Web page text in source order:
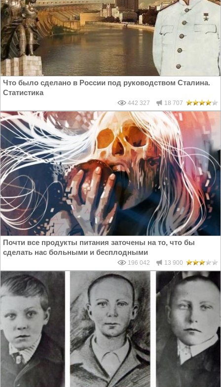
Что было сделано в России под руководством Сталина.
Статистика
442 327 18 707
Почти все продукты питания заточены на то, что бы
сделать нас больными и бесплодными
196 042 13 900